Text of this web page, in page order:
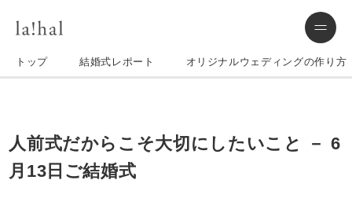
トップ 結婚式レポート オリジナルウェディングの作り方
人前式だからこそ大切にしたいこと － 6
月13日ご結婚式